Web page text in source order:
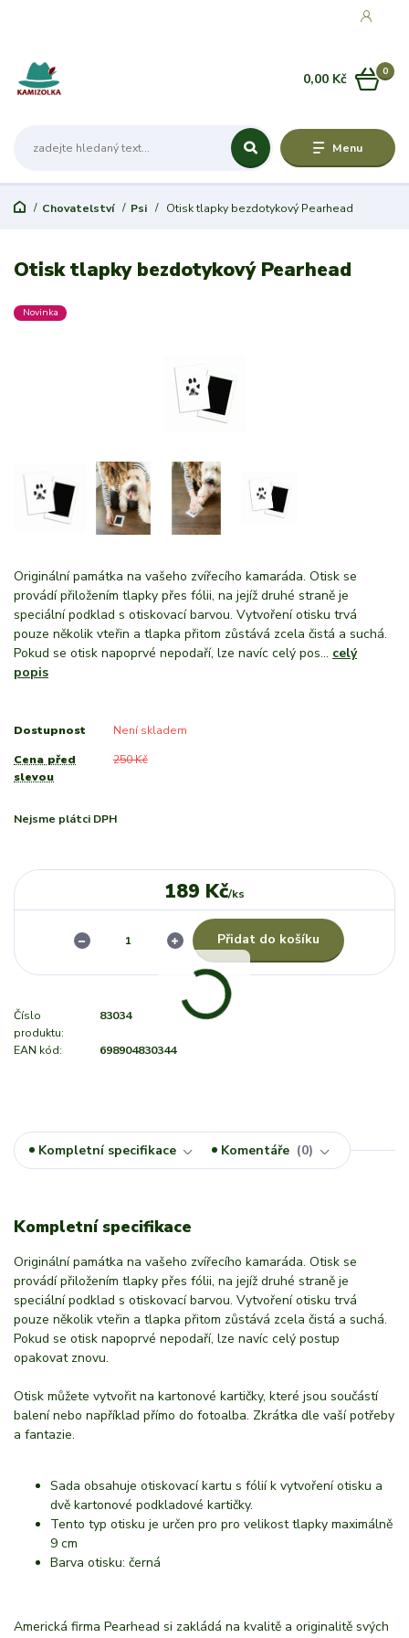
Menu
0
0,00 Kč
Chovatelství Psi Otisk tlapky bezdotykový Pearhead
Otisk tlapky bezdotykový Pearhead
Novinka
Originální památka na vašeho zvířecího kamaráda. Otisk se
provádí přiložením tlapky přes fólii, na jejíž druhé straně je
speciální podklad s otiskovací barvou. Vytvoření otisku trvá
pouze několik vteřin a tlapka přitom zůstává zcela čistá a suchá.
Pokud se otisk napoprvé nepodaří, lze navíc celý pos... celý
popis
Dostupnost Není skladem
Cena před
slevou
250 Kč
Nejsme plátci DPH
189 Kč/ks
Přidat do košíku
Číslo
produktu:
83034
EAN kód: 698904830344
Kompletní specifikace Komentáře 0
Kompletní specifikace
Originální památka na vašeho zvířecího kamaráda. Otisk se
provádí přiložením tlapky přes fólii, na jejíž druhé straně je
speciální podklad s otiskovací barvou. Vytvoření otisku trvá
pouze několik vteřin a tlapka přitom zůstává zcela čistá a suchá.
Pokud se otisk napoprvé nepodaří, lze navíc celý postup
opakovat znovu.
Otisk můžete vytvořit na kartonové kartičky, které jsou součástí
balení nebo například přímo do fotoalba. Zkrátka dle vaší potřeby
a fantazie.
Sada obsahuje otiskovací kartu s fólií k vytvoření otisku a
dvě kartonové podkladové kartičky.
Tento typ otisku je určen pro pro velikost tlapky maximálně
9 cm
Barva otisku: černá
Americká firma Pearhead si zakládá na kvalitě a originalitě svých